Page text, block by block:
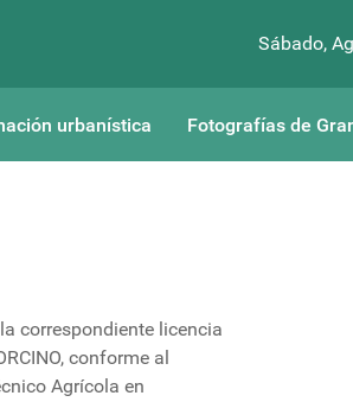
Sábado,
urbanística Fotografías de
correspondiente licencia
conforme al
Agrícola en